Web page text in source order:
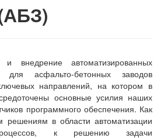
и внедрение автоматизированных
для асфальто-бетонных заводов
направлений, на котором в
основные усилия наших
программного обеспечения. Как
в области автоматизации
процессов, к решению задачи